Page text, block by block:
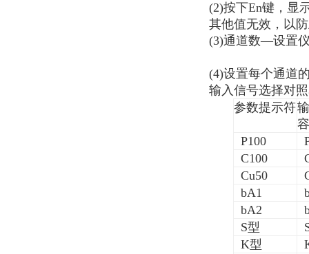
(2)按下En键，显
其他值无效，以
(3)通道数—设置
(4)设置每个通道
输入信号选择对
参数提示符
容
P100
C100
Cu50
bA1
bA2
S型
K型